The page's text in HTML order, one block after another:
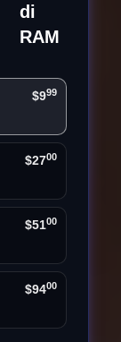
di
RAM
$999
$2700
$5100
$9400